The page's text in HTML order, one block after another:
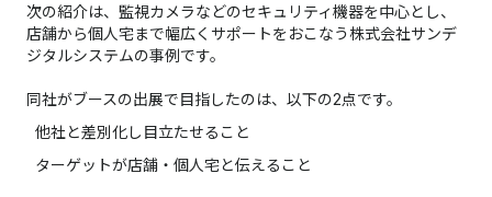
次の紹介は、監視カメラなどのセキュリティ機器を中心とし、
店舗から個人宅まで幅広くサポートをおこなう株式会社サンデ
ジタルシステムの事例です。
同社がブースの出展で目指したのは、以下の2点です。
他社と差別化し目立たせること
ターゲットが店舗・個人宅と伝えること